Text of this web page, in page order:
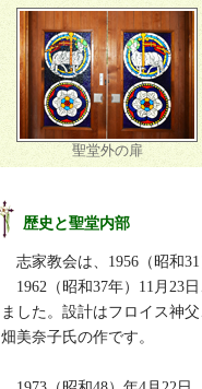
聖堂外の扉
歴史と聖堂内部
志家教会は、1956（昭和
1962（昭和37年）11月23
ました。設計はフロイス神
畑美奈子氏の作です。